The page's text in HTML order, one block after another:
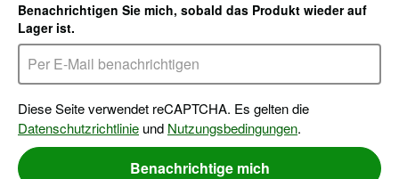
Benachrichtigen Sie mich, sobald das Produkt wieder auf
Lager ist.
Diese Seite verwendet reCAPTCHA. Es gelten die
Datenschutzrichtlinie und Nutzungsbedingungen.
Benachrichtige mich